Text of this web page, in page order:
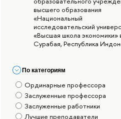
высшего образования
«Национальный
исследовательский
«Высшая школа экономики»
Сурабая, Республика
По категориям
Ординарные профессора
Заслуженные профессора
Заслуженные работники
Лучшие преподаватели